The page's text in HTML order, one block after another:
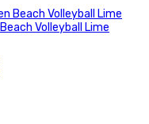
Volleyball Lime